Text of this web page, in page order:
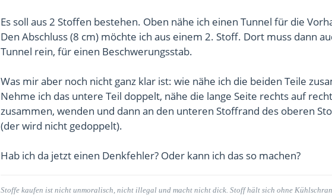
Es soll aus 2 Stoffen bestehen. Oben nähe ich einen Tunnel für die
Den Abschluss (8 cm) möchte ich aus einem 2. Stoff. Dort muss dann
Tunnel rein, für einen Beschwerungsstab.
Was mir aber noch nicht ganz klar ist: wie nähe ich die beiden Teile
Nehme ich das untere Teil doppelt, nähe die lange Seite rechts auf
zusammen, wenden und dann an den unteren Stoffrand des oberen
(der wird nicht gedoppelt).
Hab ich da jetzt einen Denkfehler? Oder kann ich das so machen?
Stoffe kaufen ist nicht unmoralisch, nicht illegal und macht nicht dick. Stoff hält sich ohne